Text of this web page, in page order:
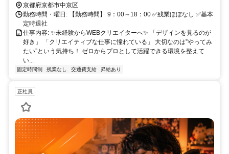
京都府京都市中京区
勤務時間・曜日: 【勤務時間】 9：00～18：00 ✅残業ほぼなし ✅基本
定時退社
仕事内容: ✨未経験からWEBクリエイターへ✨ 「デザインを見るのが
好き」 「クリエイティブな仕事に憧れている」 大切なのは”やってみ
たい”という気持ち！ ゼロからプロとして活躍できる環境を整えて
い...
固定時間制 残業なし 交通費支給 昇給あり
正社員